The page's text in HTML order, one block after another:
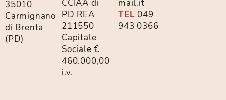
35010
Carmignano
di Brenta
(PD)
CCIAA di
PD REA
211550
Capitale
Sociale €
460.000,00
i.v.
mail.it
TEL 049
943 0366